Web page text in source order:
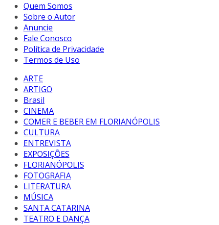
Quem Somos
Sobre o Autor
Anuncie
Fale Conosco
Política de Privacidade
Termos de Uso
ARTE
ARTIGO
Brasil
CINEMA
COMER E BEBER EM FLORIANÓPOLIS
CULTURA
ENTREVISTA
EXPOSIÇÕES
FLORIANÓPOLIS
FOTOGRAFIA
LITERATURA
MÚSICA
SANTA CATARINA
TEATRO E DANÇA